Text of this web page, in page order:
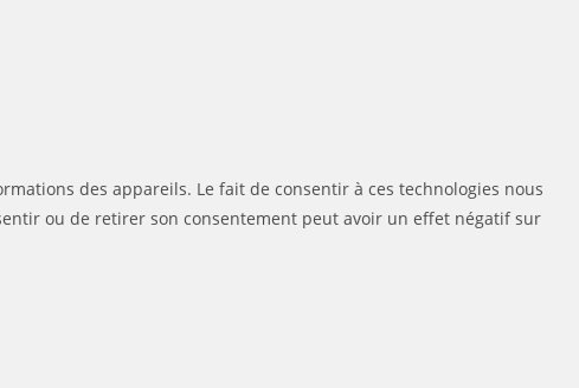
des appareils. Le fait de consentir à ces technologies nous
ou de retirer son consentement peut avoir un effet négatif sur